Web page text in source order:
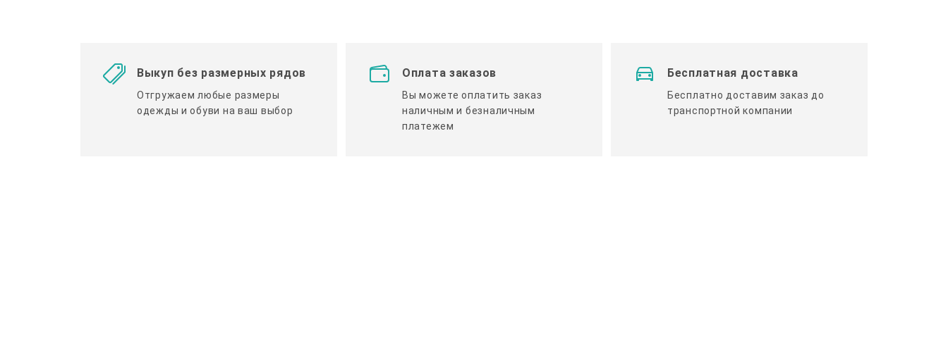
Выкуп без размерных рядов
Отгружаем любые размеры
одежды и обуви на ваш выбор
Оплата заказов
Вы можете оплатить заказ
наличным и безналичным
платежем
Бесплатная доставка
Бесплатно доставим заказ до
транспортной компании